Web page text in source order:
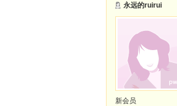
永远的ruirui
新会员